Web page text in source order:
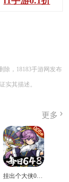
除，18183手游网发布
实其描述。
更多
挂出个大侠0.05折免单福利版